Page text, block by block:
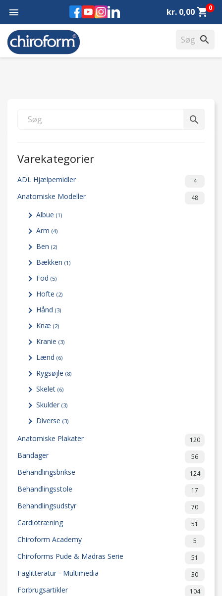
Facebook
YouTube
Instagram
LinkedIn
 kr. 0,00 shopping_cart0
search
search
Varekategorier
ADL Hjælpemidler 4
Anatomiske Modeller 48
Albue (1)
Arm (4)
Ben (2)
Bækken (1)
Fod (5)
Hofte (2)
Hånd (3)
Knæ (2)
Kranie (3)
Lænd (6)
Rygsøjle (8)
Skelet (6)
Skulder (3)
Diverse (3)
Anatomiske Plakater 120
Bandager 56
Behandlingsbrikse 124
Behandlingsstole 17
Behandlingsudstyr 70
Cardiotræning 51
Chiroform Academy 5
Chiroforms Pude & Madras Serie 51
Faglitteratur - Multimedia 30
Forbrugsartikler 104